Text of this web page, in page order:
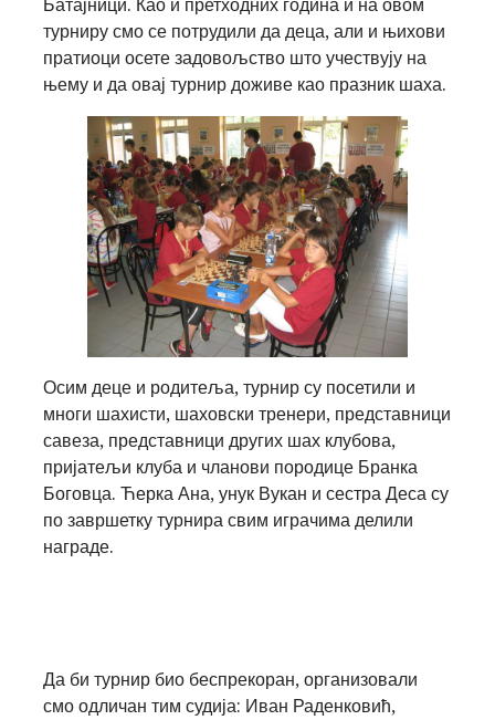
Батајници. Као и претходних година и на овом
турниру смо се потрудили да деца, али и њихови
пратиоци осете задовољство што учествују на
њему и да овај турнир доживе као празник шаха.
Осим деце и родитеља, турнир су посетили и
многи шахисти, шаховски тренери, представници
савеза, представници других шах клубова,
пријатељи клуба и чланови породице Бранка
Боговца. Ћерка Ана, унук Вукан и сестра Деса су
по завршетку турнира свим играчима делили
награде.
Да би турнир био беспрекоран, организовали
смо одличан тим судија: Иван Раденковић,